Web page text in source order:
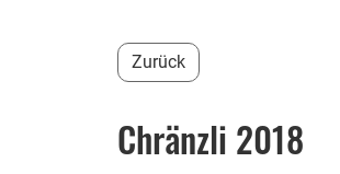
Zurück
Chränzli 2018